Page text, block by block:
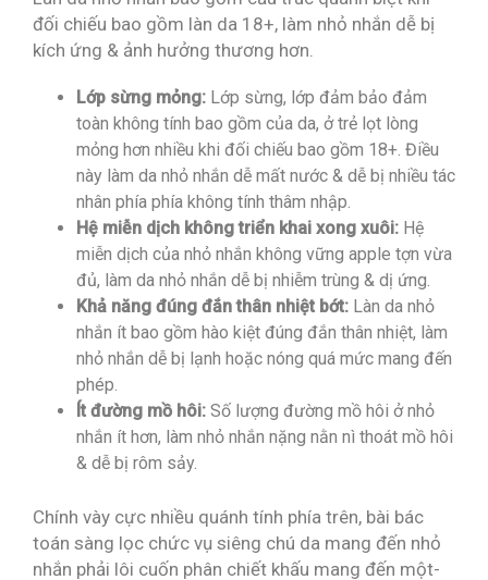
đối chiếu bao gồm làn da 18+, làm nhỏ nhắn dễ bị
kích ứng & ảnh hưởng thương hơn.
Lớp sừng mỏng: Lớp sừng, lớp đảm bảo đảm
toàn không tính bao gồm của da, ở trẻ lọt lòng
mỏng hơn nhiều khi đối chiếu bao gồm 18+. Điều
này làm da nhỏ nhắn dễ mất nước & dễ bị nhiều tác
nhân phía phía không tính thâm nhập.
Hệ miễn dịch không triển khai xong xuôi: Hệ
miễn dịch của nhỏ nhắn không vững apple tợn vừa
đủ, làm da nhỏ nhắn dễ bị nhiễm trùng & dị ứng.
Khả năng đúng đắn thân nhiệt bớt: Làn da nhỏ
nhắn ít bao gồm hào kiệt đúng đắn thân nhiệt, làm
nhỏ nhắn dễ bị lạnh hoặc nóng quá mức mang đến
phép.
Ít đường mồ hôi: Số lượng đường mồ hôi ở nhỏ
nhắn ít hơn, làm nhỏ nhắn nặng nằn nì thoát mồ hôi
& dễ bị rôm sảy.
Chính vày cực nhiều quánh tính phía trên, bài bác
toán sàng lọc chức vụ siêng chú da mang đến nhỏ
nhắn phải lôi cuốn phân chiết khấu mang đến một-